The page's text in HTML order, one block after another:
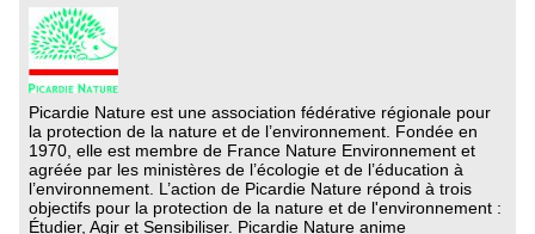
Picardie Nature est une association fédérative régionale pour
la protection de la nature et de l’environnement. Fondée en
1970, elle est membre de France Nature Environnement et
agréée par les ministères de l’écologie et de l’éducation à
l’environnement. L’action de Picardie Nature répond à trois
objectifs pour la protection de la nature et de l'environnement :
Étudier, Agir et Sensibiliser. Picardie Nature anime